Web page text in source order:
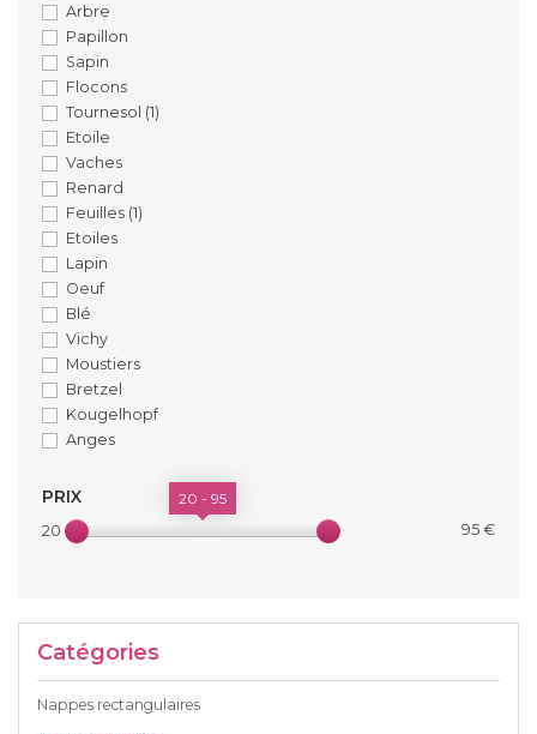
Arbre
Papillon
Sapin
Flocons
Tournesol (1)
Etoile
Vaches
Renard
Feuilles (1)
Etoiles
Lapin
Oeuf
Blé
Vichy
Moustiers
Bretzel
Kougelhopf
Anges
PRIX
20 € 95 €
20 - 95
Catégories
Nappes rectangulaires